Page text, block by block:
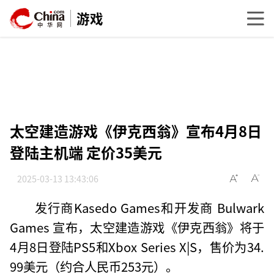
游戏
太空建造游戏《伊克西翁》宣布4月8日
登陆主机端 定价35美元
2025-03-13 13:43:06
发行商Kasedo Games和开发商 Bulwark
Games 宣布，太空建造游戏《伊克西翁》将于
4月8日登陆PS5和Xbox Series X|S，售价为34.
99美元（约合人民币253元）。